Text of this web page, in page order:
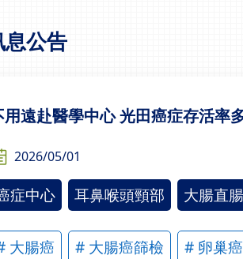
息公告
用遠赴醫學中心 光田癌症存活率
2026/05/01
症中心 耳鼻喉頭頸部 大腸直
大腸癌 # 大腸癌篩檢 # 卵巢癌